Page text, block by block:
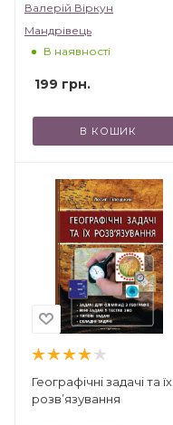
Валерій Віркун
Мандрівець
В наявності
199 грн.
В КОШИК
Географічні задачі та їх
розв’язування